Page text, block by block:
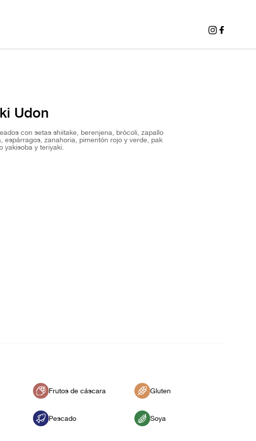
Udon
con setas shiitake, berenjena, brócoli, zapallo
espárragos, zanahoria, pimentón rojo y verde, pak
yakisoba y teriyaki.
Frutos de cáscara Gluten
Pescado Soya